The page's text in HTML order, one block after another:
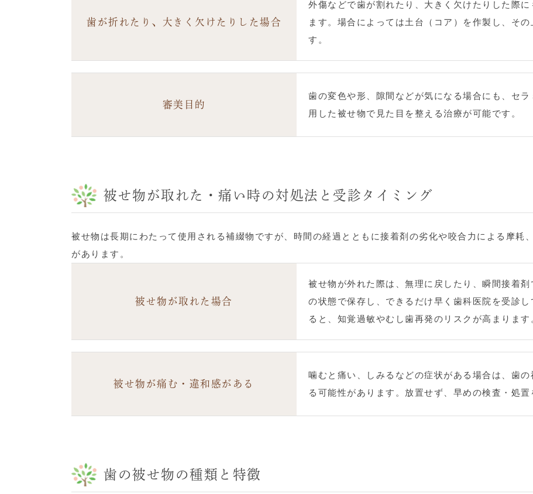
歯が折れたり、大きく欠けたりした場合
外傷などで歯が割れたり、大きく欠けたりした際
ます。場合によっては土台（コア）を作製し、そ
す。
審美目的
歯の変色や形、隙間などが気になる場合にも、セ
用した被せ物で見た目を整える治療が可能です。
被せ物が取れた・痛い時の対処法と受診タイミング
被せ物は長期にわたって使用される補綴物ですが、時間の経過とともに接着剤の劣化や咬合力による摩耗
があります。
被せ物が取れた場合
被せ物が外れた際は、無理に戻したり、瞬間接着
の状態で保存し、できるだけ早く歯科医院を受診
ると、知覚過敏やむし歯再発のリスクが高まります
被せ物が痛む・違和感がある
噛むと痛い、しみるなどの症状がある場合は、歯
る可能性があります。放置せず、早めの検査・処置
歯の被せ物の種類と特徴